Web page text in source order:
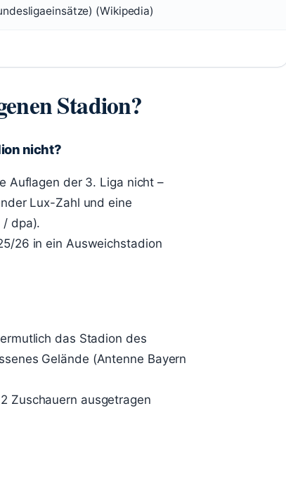
(Wikipedia)
Stadion?
nicht?
Auflagen der 3. Liga nicht –
Lux-Zahl und eine
/ dpa).
26 in ein Ausweichstadion
das Stadion des
Gelände (Antenne Bayern
Zuschauern ausgetragen